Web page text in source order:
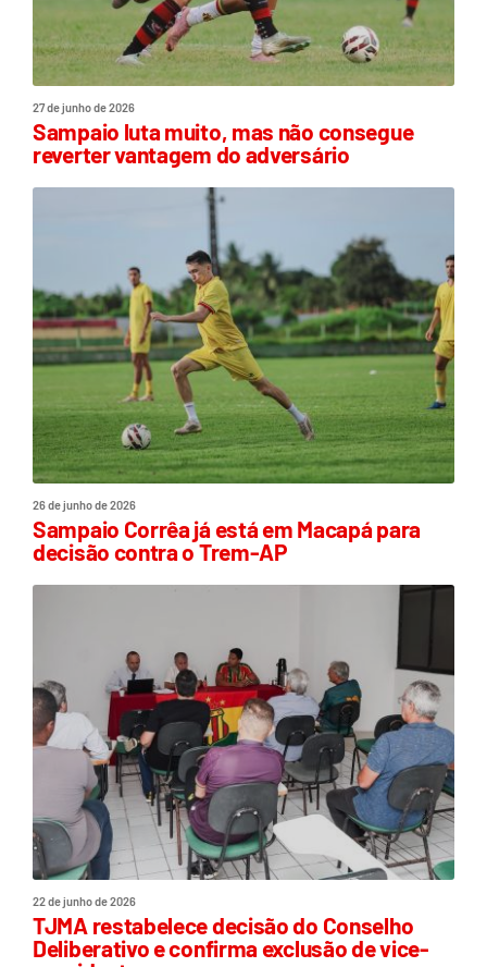
27 de junho de 2026
Sampaio luta muito, mas não consegue
reverter vantagem do adversário
26 de junho de 2026
Sampaio Corrêa já está em Macapá para
decisão contra o Trem-AP
22 de junho de 2026
TJMA restabelece decisão do Conselho
Deliberativo e confirma exclusão de vice-